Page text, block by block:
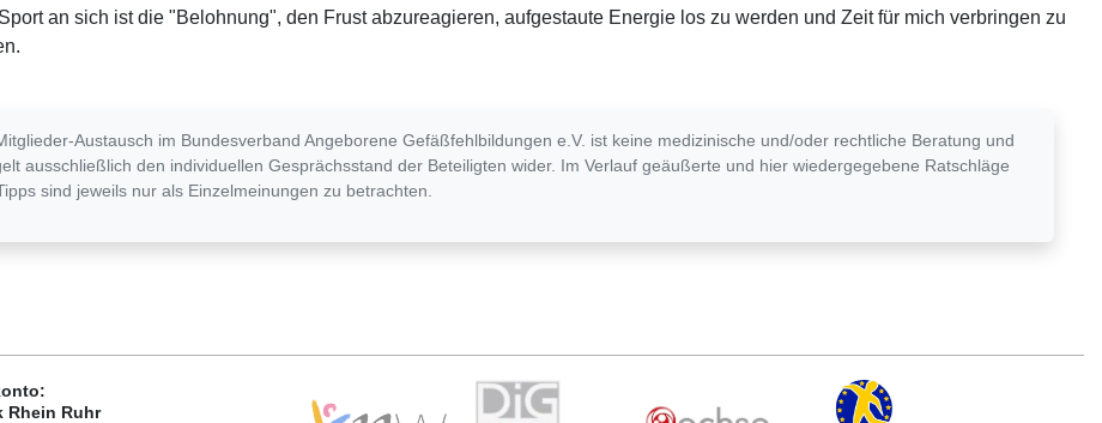
an sich ist die "Belohnung", den Frust abzureagieren, aufgestaute Energie los zu werden und Zeit für mich verbringen zu
Austausch im Bundesverband Angeborene Gefäßfehlbildungen e.V. ist keine medizinische und/oder rechtliche Beratung und
ausschließlich den individuellen Gesprächsstand der Beteiligten wider. Im Verlauf geäußerte und hier wiedergegebene Ratschläge
sind jeweils nur als Einzelmeinungen zu betrachten.
Rhein Ruhr